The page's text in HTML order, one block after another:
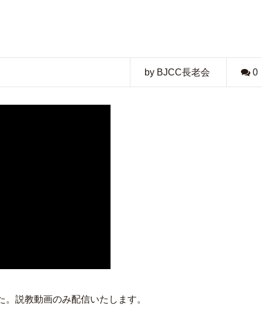
by BJCC長老会 0
説教動画のみ配信いたします。